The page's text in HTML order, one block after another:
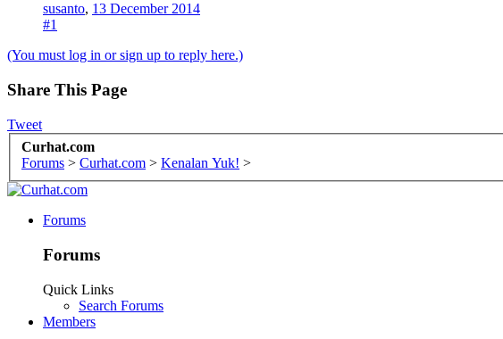
susanto, 13 December 2014
#1
(You must log in or sign up to reply here.)
Share This Page
Tweet
Curhat.com
Forums > Curhat.com > Kenalan Yuk! >
Forums
Forums
Quick Links
Search Forums
Members